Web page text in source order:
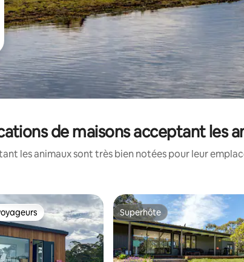
de maisons acceptant les
les animaux sont très bien notées pour leur
Superhôte
Superhôte